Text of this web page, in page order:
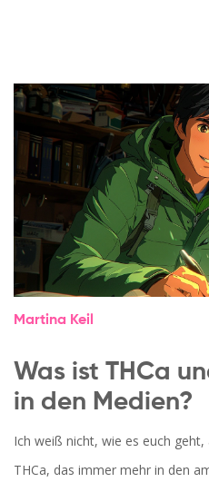
Martina Keil
Was ist THCa
in den Medien?
Ich weiß nicht, wie es euch
THCa, das immer mehr in den